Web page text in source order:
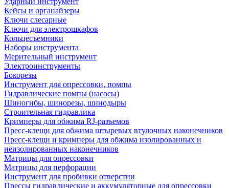
Кейсы и органайзеры
Ключи слесарные
Ключи для электрошкафов
Кольцесъемники
Наборы инструмента
Мерительный инструмент
Электроинструменты
Бокорезы
Инструмент для опрессовки, помпы
Гидравлические помпы (насосы)
Шиногибы, шинорезы, шинодыры
Строительная гидравлика
Кримперы для обжима RJ-разъемов
Пресс-клещи для обжима штыревых втулочных наконечников
Пресс-клещи и кримперы для обжима изолированных и
неизолированных наконечников
Матрицы для опрессовки
Матрицы для перфорации
Инструмент для пробивки отверстии
Прессы гидравлические и аккумуляторные для опрессовки